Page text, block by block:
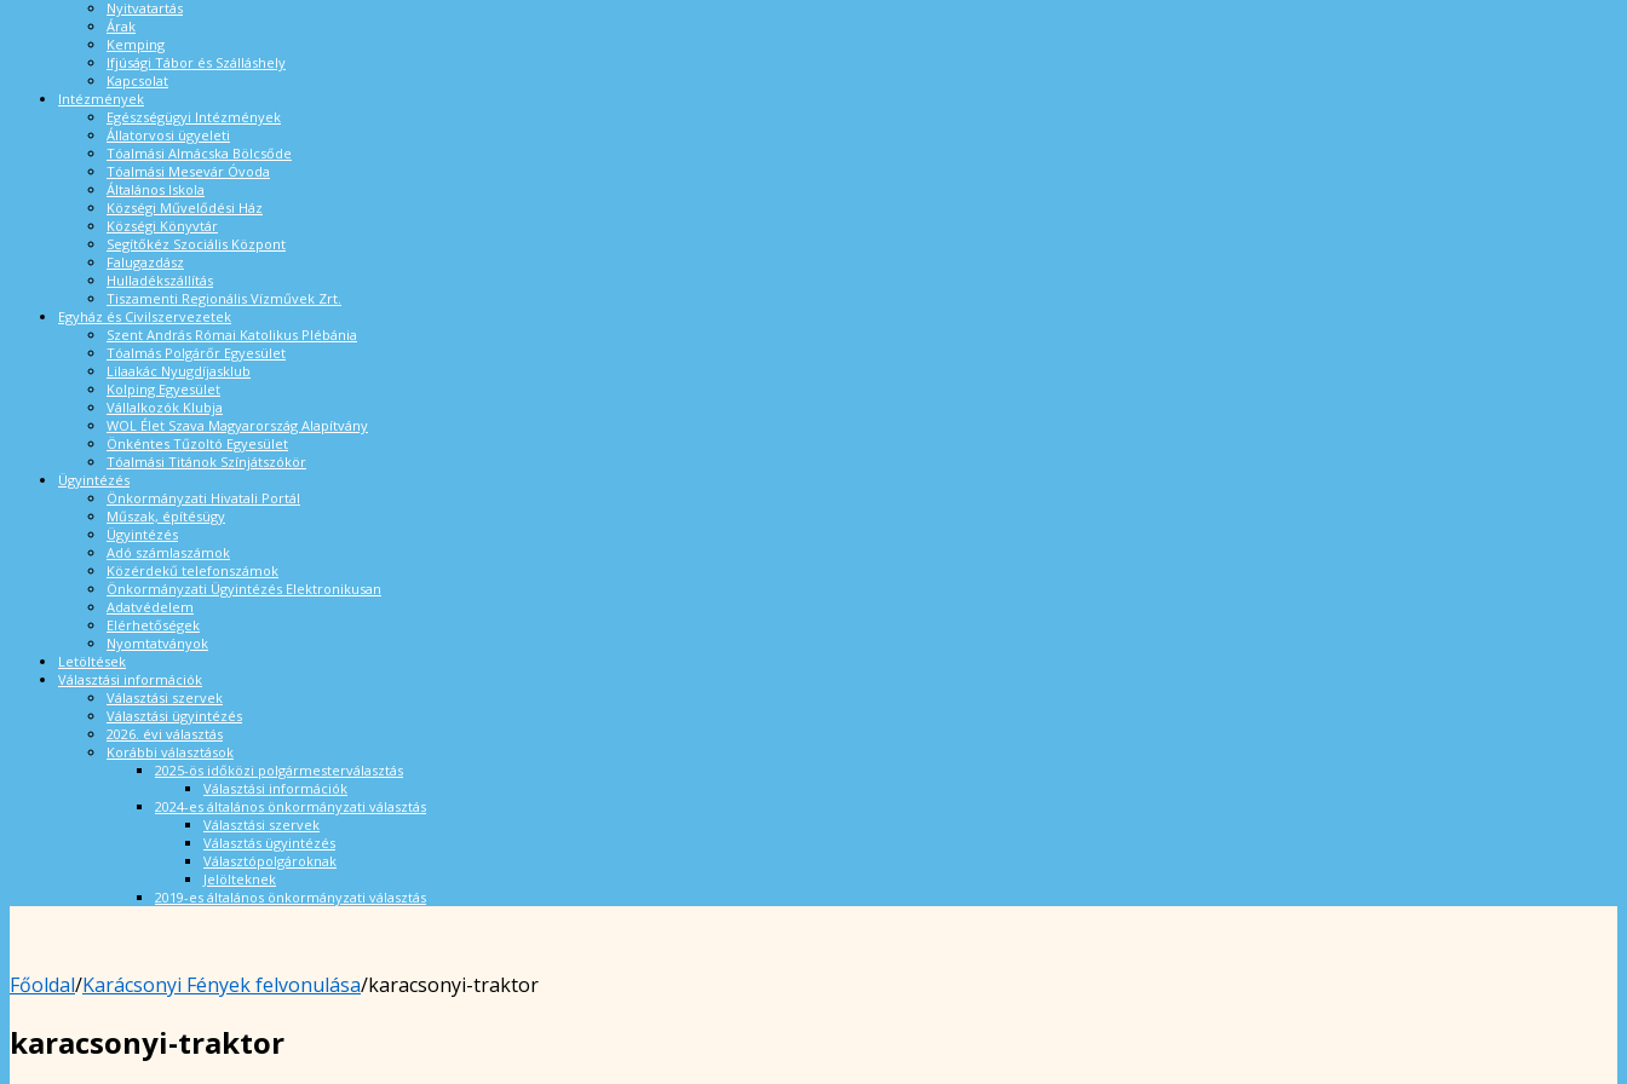
Nyitvatartás
Árak
Kemping
Ifjúsági Tábor és Szálláshely
Kapcsolat
Intézmények
Egészségügyi Intézmények
Állatorvosi ügyeleti
Tóalmási Almácska Bölcsőde
Tóalmási Mesevár Óvoda
Általános Iskola
Községi Művelődési Ház
Községi Könyvtár
Segítőkéz Szociális Központ
Falugazdász
Hulladékszállítás
Tiszamenti Regionális Vízművek Zrt.
Egyház és Civilszervezetek
Szent András Római Katolikus Plébánia
Tóalmás Polgárőr Egyesület
Lilaakác Nyugdíjasklub
Kolping Egyesület
Vállalkozók Klubja
WOL Élet Szava Magyarország Alapítvány
Önkéntes Tűzoltó Egyesület
Tóalmási Titánok Színjátszókör
Ügyintézés
Önkormányzati Hivatali Portál
Műszak, építésügy
Ügyintézés
Adó számlaszámok
Közérdekű telefonszámok
Önkormányzati Ügyintézés Elektronikusan
Adatvédelem
Elérhetőségek
Nyomtatványok
Letöltések
Választási információk
Választási szervek
Választási ügyintézés
2026. évi választás
Korábbi választások
2025-ös időközi polgármesterválasztás
Választási információk
2024-es általános önkormányzati választás
Választási szervek
Választás ügyintézés
Választópolgároknak
Jelölteknek
2019-es általános önkormányzati választás
Főoldal/Karácsonyi Fények felvonulása/karacsonyi-traktor
karacsonyi-traktor